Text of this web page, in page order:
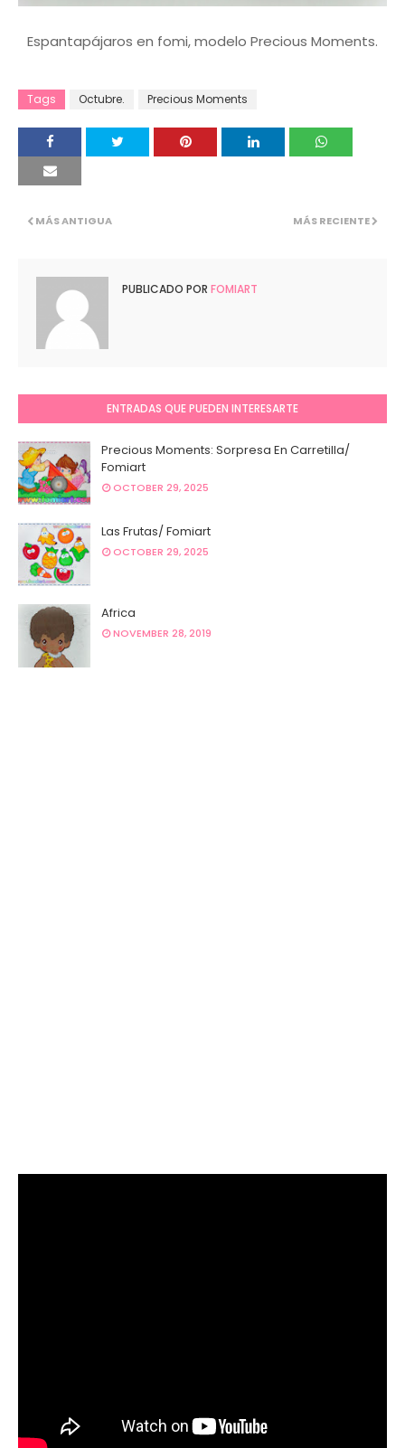
Espantapájaros en fomi, modelo Precious Moments.
Tags Octubre. Precious Moments
MÁS RECIENTE
MÁS ANTIGUA
PUBLICADO POR FOMIART
ENTRADAS QUE PUEDEN INTERESARTE
Precious Moments: Sorpresa En Carretilla/
Fomiart
OCTOBER 29, 2025
Las Frutas/ Fomiart
OCTOBER 29, 2025
Africa
NOVEMBER 28, 2019